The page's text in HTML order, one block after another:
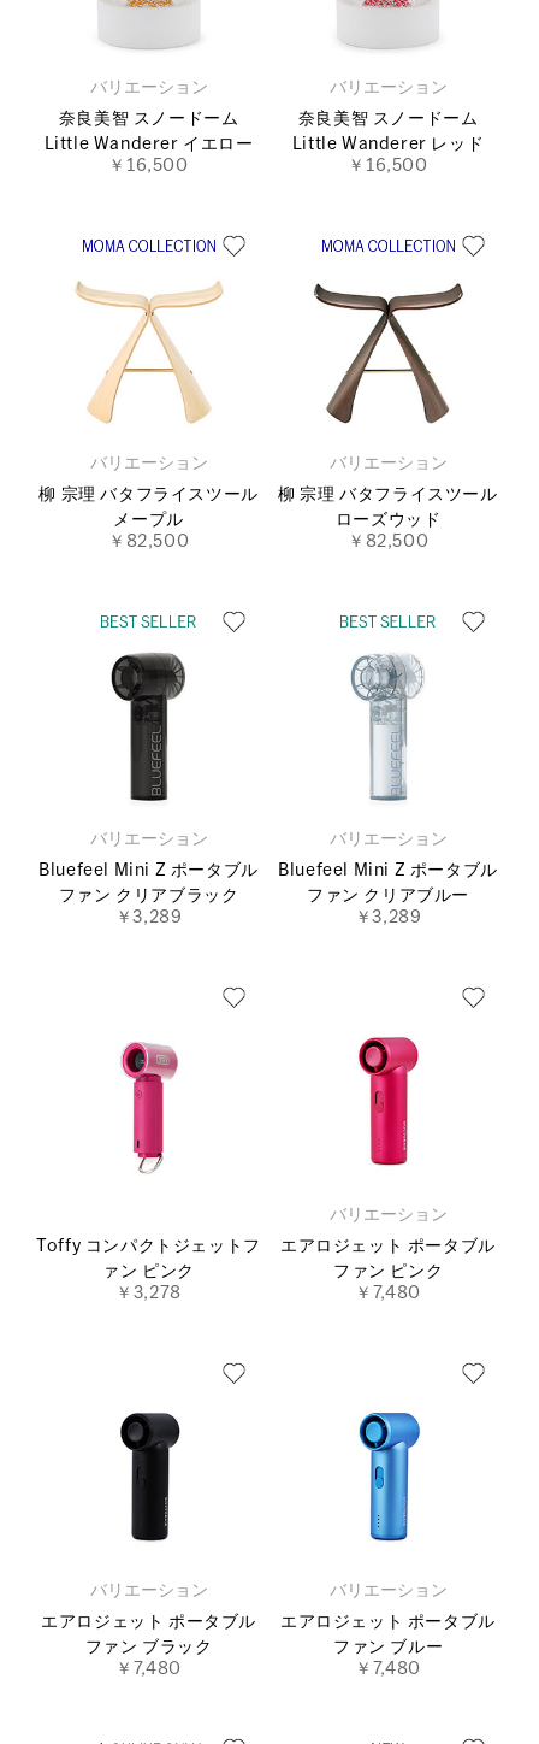
バリエーション
奈良美智 スノードーム
Little Wanderer イエロー
￥16,500
バリエーション
奈良美智 スノードーム
Little Wanderer レッド
￥16,500
バリエーション
柳 宗理 バタフライスツール
メープル
￥82,500
バリエーション
柳 宗理 バタフライスツール
ローズウッド
￥82,500
バリエーション
Bluefeel Mini Z ポータブル
ファン クリアブラック
￥3,289
バリエーション
Bluefeel Mini Z ポータブル
ファン クリアブルー
￥3,289
Toffy コンパクトジェットフ
ァン ピンク
￥3,278
バリエーション
エアロジェット ポータブル
ファン ピンク
￥7,480
バリエーション
エアロジェット ポータブル
ファン ブラック
￥7,480
バリエーション
エアロジェット ポータブル
ファン ブルー
￥7,480